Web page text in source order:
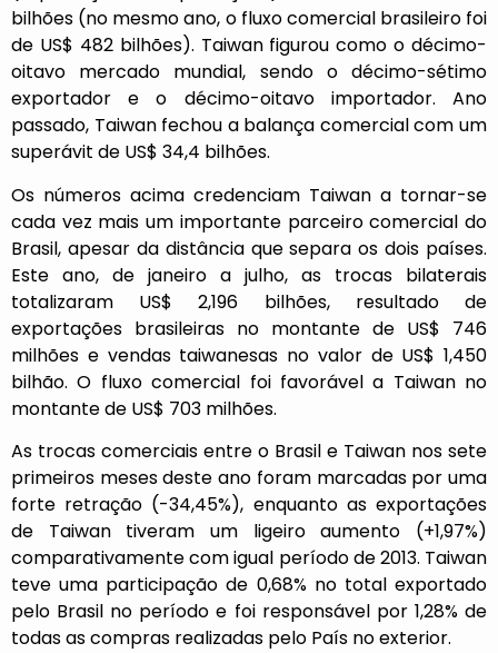
bilhões (no mesmo ano, o fluxo comercial brasileiro foi
de US$ 482 bilhões). Taiwan figurou como o décimo-
oitavo mercado mundial, sendo o décimo-sétimo
exportador e o décimo-oitavo importador. Ano
passado, Taiwan fechou a balança comercial com um
superávit de US$ 34,4 bilhões.
Os números acima credenciam Taiwan a tornar-se
cada vez mais um importante parceiro comercial do
Brasil, apesar da distância que separa os dois países.
Este ano, de janeiro a julho, as trocas bilaterais
totalizaram US$ 2,196 bilhões, resultado de
exportações brasileiras no montante de US$ 746
milhões e vendas taiwanesas no valor de US$ 1,450
bilhão. O fluxo comercial foi favorável a Taiwan no
montante de US$ 703 milhões.
As trocas comerciais entre o Brasil e Taiwan nos sete
primeiros meses deste ano foram marcadas por uma
forte retração (-34,45%), enquanto as exportações
de Taiwan tiveram um ligeiro aumento (+1,97%)
comparativamente com igual período de 2013. Taiwan
teve uma participação de 0,68% no total exportado
pelo Brasil no período e foi responsável por 1,28% de
todas as compras realizadas pelo País no exterior.